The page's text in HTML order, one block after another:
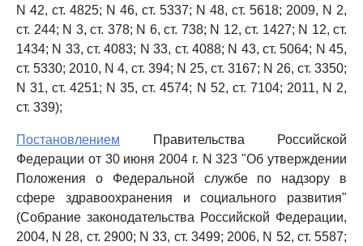
N 42, ст. 4825; N 46, ст. 5337; N 48, ст. 5618; 2009, N 2,
ст. 244; N 3, ст. 378; N 6, ст. 738; N 12, ст. 1427; N 12, ст.
1434; N 33, ст. 4083; N 33, ст. 4088; N 43, ст. 5064; N 45,
ст. 5330; 2010, N 4, ст. 394; N 25, ст. 3167; N 26, ст. 3350;
N 31, ст. 4251; N 35, ст. 4574; N 52, ст. 7104; 2011, N 2,
ст. 339);
Постановлением Правительства Российской
Федерации от 30 июня 2004 г. N 323 "Об утверждении
Положения о Федеральной службе по надзору в
сфере здравоохранения и социального развития"
(Собрание законодательства Российской Федерации,
2004, N 28, ст. 2900; N 33, ст. 3499; 2006, N 52, ст. 5587;